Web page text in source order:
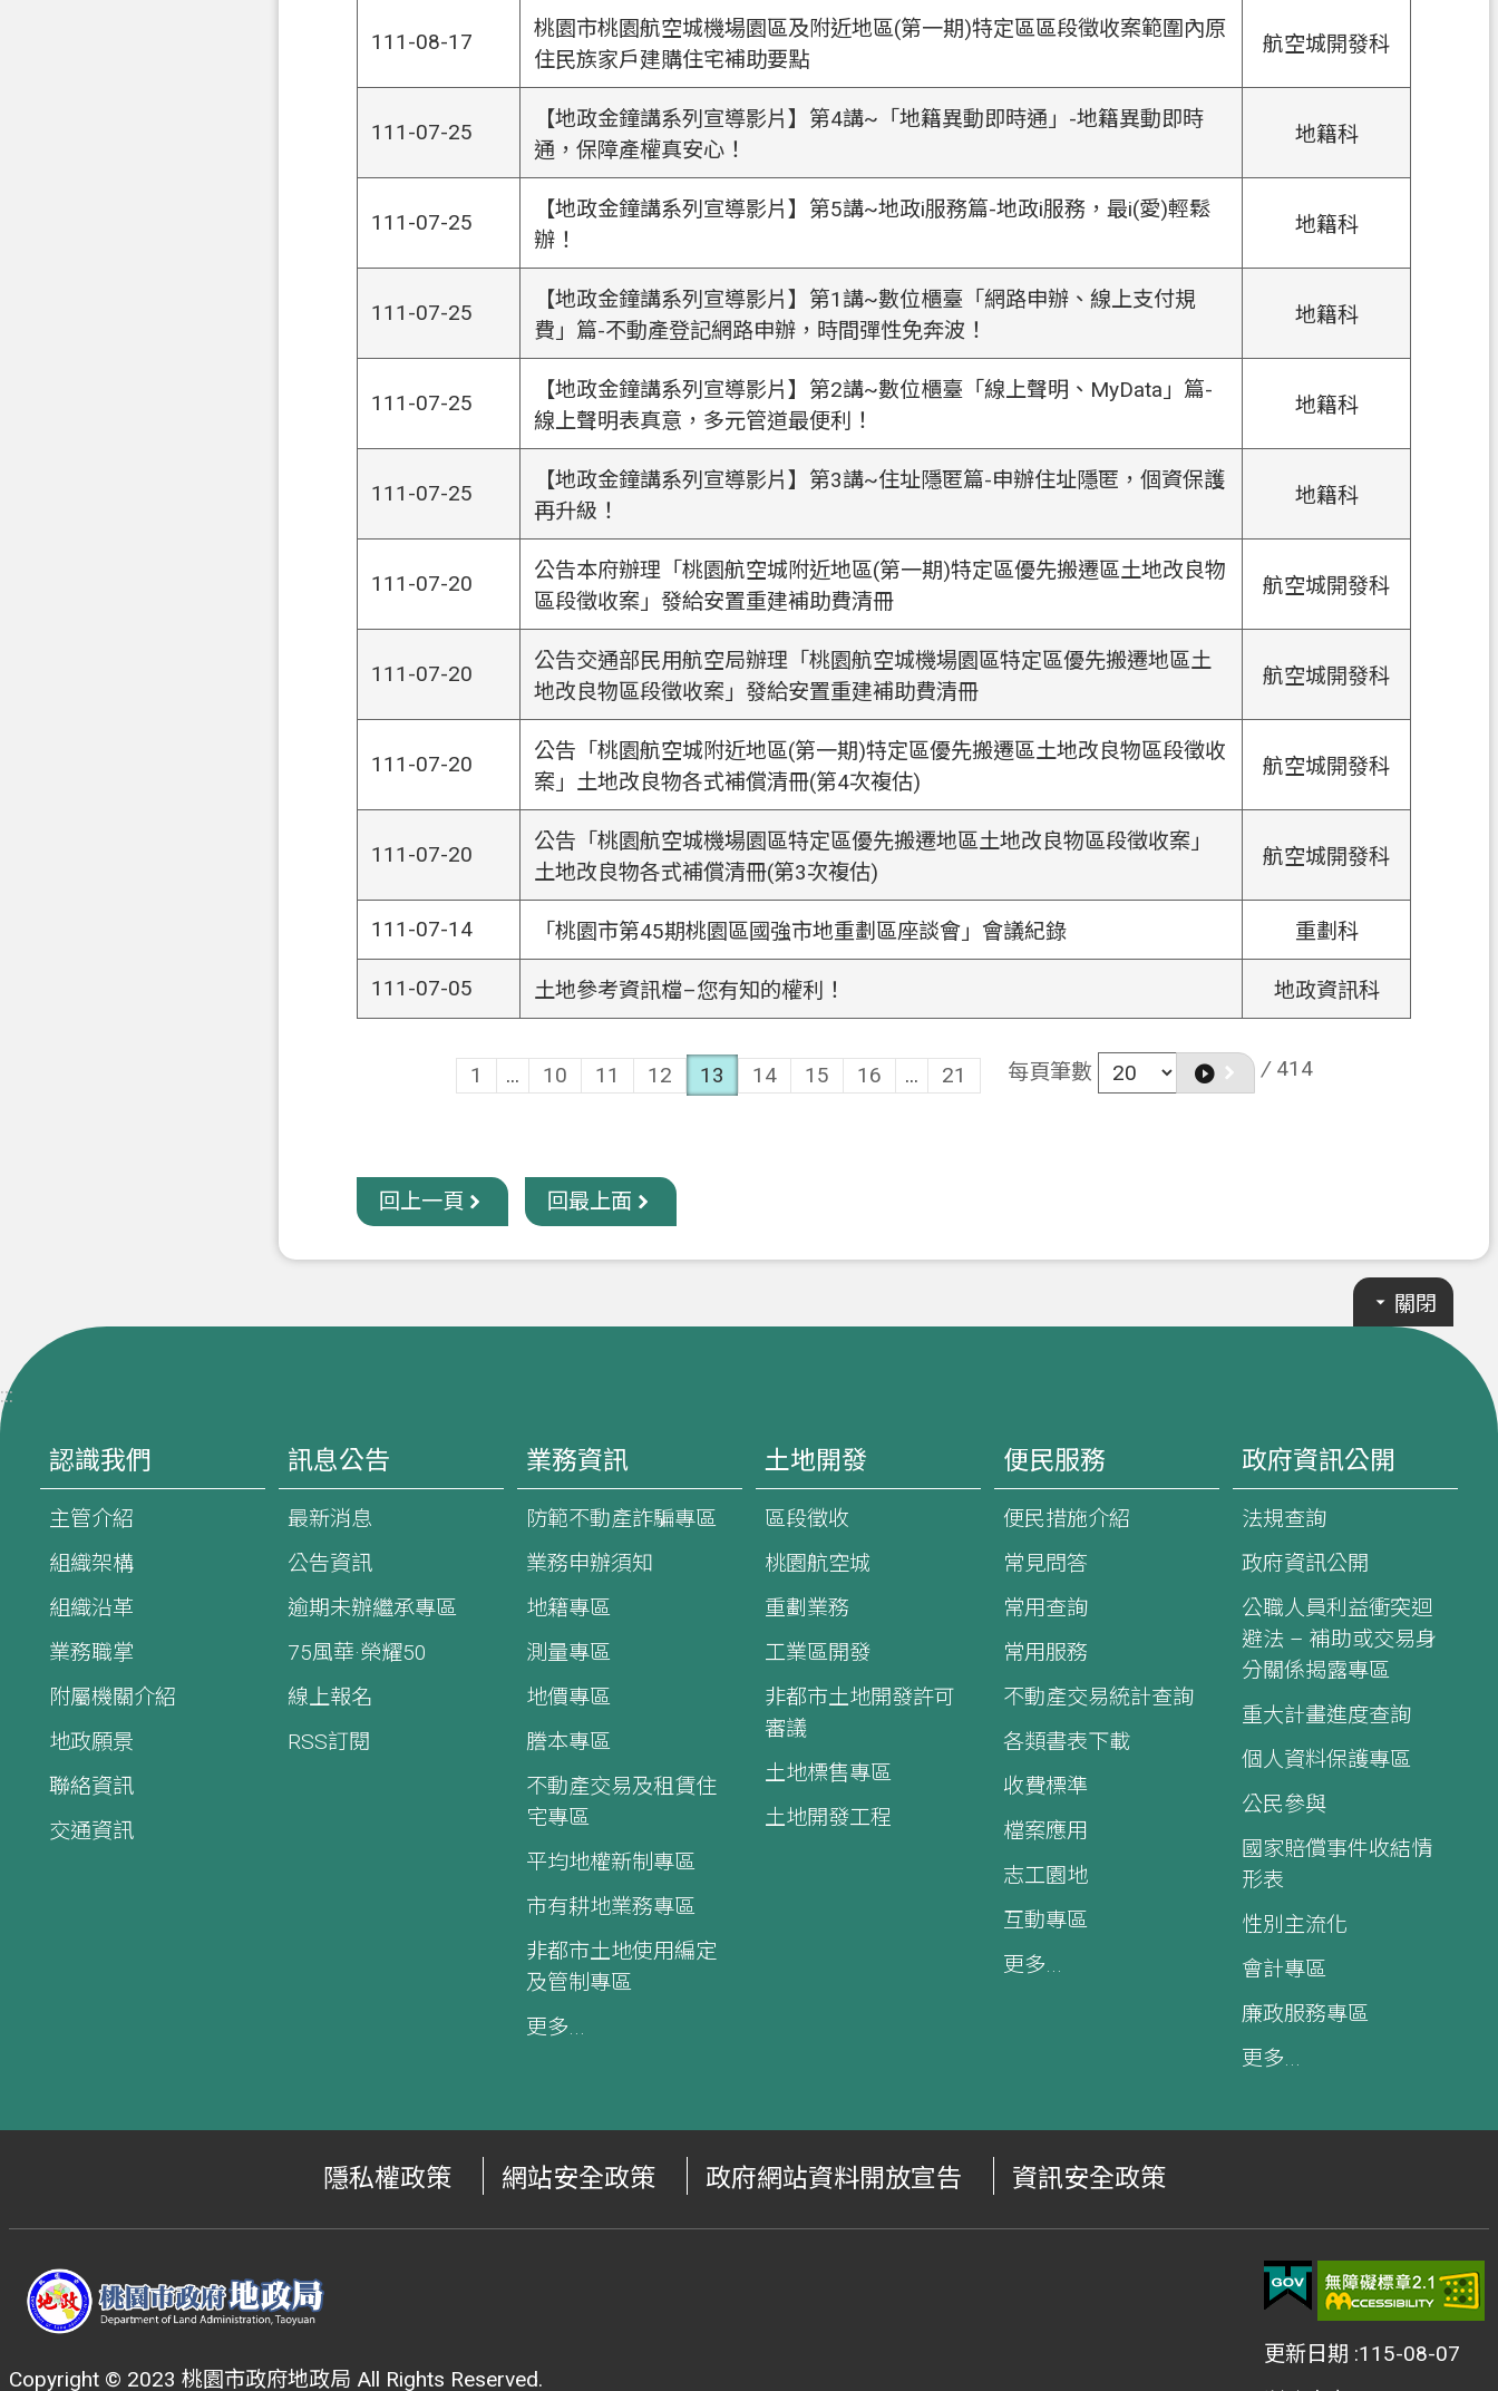
111-08-17
桃園市桃園航空城機場園區及附近地區(第一期)特定區區段徵收案範圍內原
住民族家戶建購住宅補助要點
航空城開發科
111-07-25
【地政金鐘講系列宣導影片】第4講~「地籍異動即時通」-地籍異動即時
通，保障產權真安心！
地籍科
111-07-25
【地政金鐘講系列宣導影片】第5講~地政i服務篇-地政i服務，最i(愛)輕鬆
辦！
地籍科
111-07-25
【地政金鐘講系列宣導影片】第1講~數位櫃臺「網路申辦、線上支付規
費」篇-不動產登記網路申辦，時間彈性免奔波！
地籍科
111-07-25
【地政金鐘講系列宣導影片】第2講~數位櫃臺「線上聲明、MyData」篇-
線上聲明表真意，多元管道最便利！
地籍科
111-07-25
【地政金鐘講系列宣導影片】第3講~住址隱匿篇-申辦住址隱匿，個資保護
再升級！
地籍科
111-07-20
公告本府辦理「桃園航空城附近地區(第一期)特定區優先搬遷區土地改良物
區段徵收案」發給安置重建補助費清冊
航空城開發科
111-07-20
公告交通部民用航空局辦理「桃園航空城機場園區特定區優先搬遷地區土
地改良物區段徵收案」發給安置重建補助費清冊
航空城開發科
111-07-20
公告「桃園航空城附近地區(第一期)特定區優先搬遷區土地改良物區段徵收
案」土地改良物各式補償清冊(第4次複估)
航空城開發科
111-07-20
公告「桃園航空城機場園區特定區優先搬遷地區土地改良物區段徵收案」
土地改良物各式補償清冊(第3次複估)
航空城開發科
111-07-14 「桃園市第45期桃園區國強市地重劃區座談會」會議紀錄 重劃科
111-07-05 土地參考資訊檔–您有知的權利！ 地政資訊科
1 ... 10 11 12 13 14 15 16 ... 21 每頁筆數 / 414
回上一頁 回最上面
關閉
:::
認識我們
主管介紹
組織架構
組織沿革
業務職掌
附屬機關介紹
地政願景
聯絡資訊
交通資訊
訊息公告
最新消息
公告資訊
逾期未辦繼承專區
75風華·榮耀50
線上報名
RSS訂閱
業務資訊
防範不動產詐騙專區
業務申辦須知
地籍專區
測量專區
地價專區
謄本專區
不動產交易及租賃住
宅專區
平均地權新制專區
市有耕地業務專區
非都市土地使用編定
及管制專區
更多...
土地開發
區段徵收
桃園航空城
重劃業務
工業區開發
非都市土地開發許可
審議
土地標售專區
土地開發工程
便民服務
便民措施介紹
常見問答
常用查詢
常用服務
不動產交易統計查詢
各類書表下載
收費標準
檔案應用
志工園地
互動專區
更多...
政府資訊公開
法規查詢
政府資訊公開
公職人員利益衝突迴
避法 – 補助或交易身
分關係揭露專區
重大計畫進度查詢
個人資料保護專區
公民參與
國家賠償事件收結情
形表
性別主流化
會計專區
廉政服務專區
更多...
隱私權政策 網站安全政策 政府網站資料開放宣告 資訊安全政策
Copyright © 2023 桃園市政府地政局 All Rights Reserved.
更新日期 115-08-07